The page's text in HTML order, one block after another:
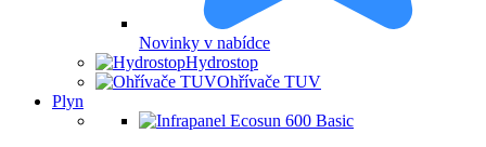
Novinky v nabídce
Hydrostop
Ohřívače TUV
Plyn